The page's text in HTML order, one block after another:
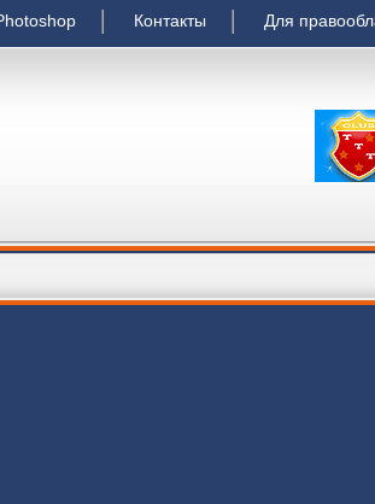
Контакты Для